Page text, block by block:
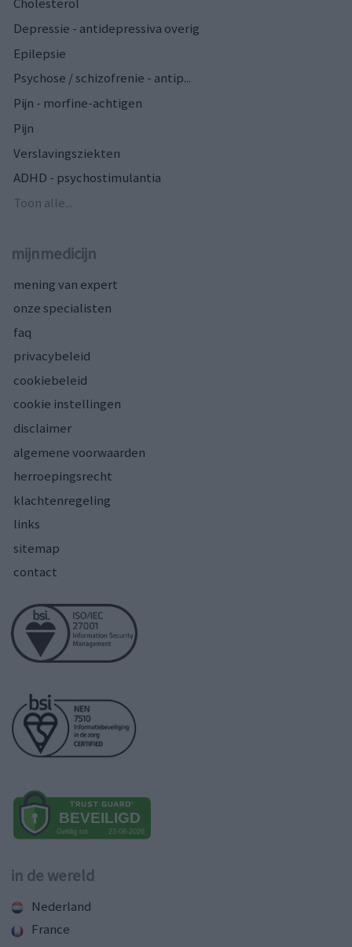
Depressie - antidepressiva overig
Epilepsie
Psychose / schizofrenie - antip...
Pijn - morfine-achtigen
Pijn
Verslavingsziekten
ADHD - psychostimulantia
Toon alle...
mijnmedicijn
mening van expert
onze specialisten
faq
privacybeleid
cookiebeleid
cookie instellingen
disclaimer
algemene voorwaarden
herroepingsrecht
klachtenregeling
links
sitemap
contact
in de wereld
Nederland
France